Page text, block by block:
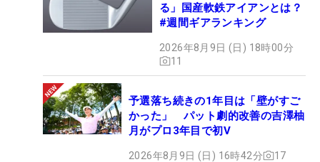
る」国産軟鉄アイアンとは？
#週間ギアランキング
2026年8月9日 (日) 18時00分
11
予選落ち続きの1年目は「壁がすご
かった」 パット劇的改善の吉澤柚
月がプロ3年目で初V
2026年8月9日 (日) 16時42分 17